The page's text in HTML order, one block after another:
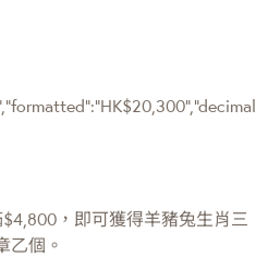
，即可獲得羊豬兔生肖三
乙個。